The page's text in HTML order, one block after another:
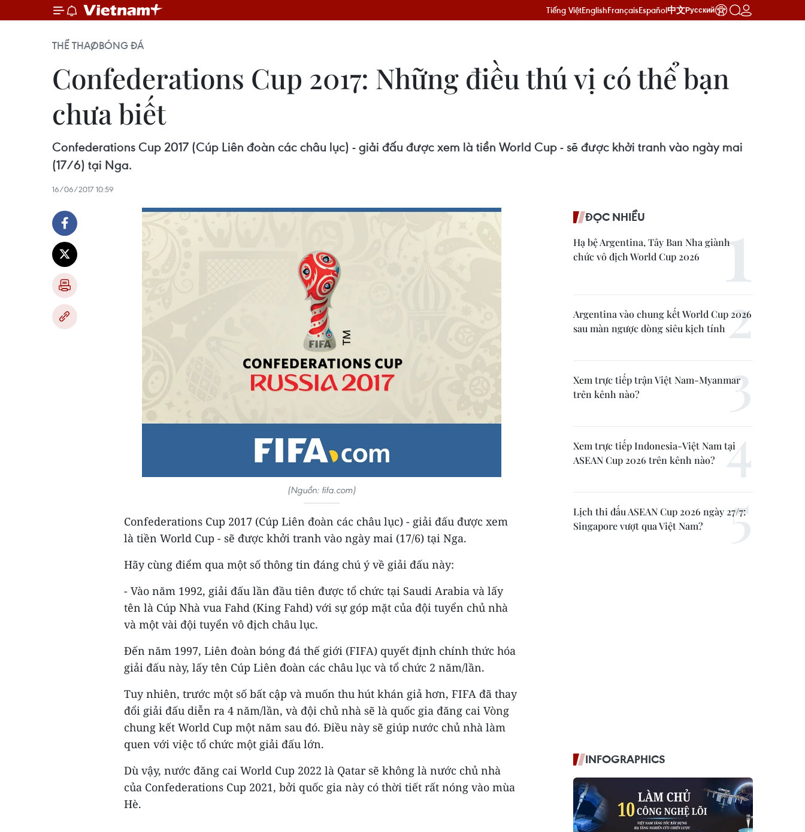
Tiếng ViệtEnglishFrançaisEspañol中文Русский
THỂ THAOBÓNG ĐÁ
Confederations Cup 2017: Những điều thú vị có thể bạn
chưa biết
Confederations Cup 2017 (Cúp Liên đoàn các châu lục) - giải đấu được xem là tiền World Cup - sẽ được khởi tranh vào ngày mai
(17/6) tại Nga.
16/06/2017 10:59
(Nguồn: fifa.com)
Confederations Cup 2017 (Cúp Liên đoàn các châu lục) - giải đấu được xem
là tiền World Cup - sẽ được khởi tranh vào ngày mai (17/6) tại Nga.
Hãy cùng điểm qua một số thông tin đáng chú ý về giải đấu này:
- Vào năm 1992, giải đấu lần đầu tiên được tổ chức tại Saudi Arabia và lấy
tên là Cúp Nhà vua Fahd (King Fahd) với sự góp mặt của đội tuyển chủ nhà
và một vài đội tuyển vô địch châu lục.
Đến năm 1997, Liên đoàn bóng đá thế giới (FIFA) quyết định chính thức hóa
giải đấu này, lấy tên Cúp Liên đoàn các châu lục và tổ chức 2 năm/lần.
Tuy nhiên, trước một số bất cập và muốn thu hút khán giả hơn, FIFA đã thay
đổi giải đấu diễn ra 4 năm/lần, và đội chủ nhà sẽ là quốc gia đăng cai Vòng
chung kết World Cup một năm sau đó. Điều này sẽ giúp nước chủ nhà làm
quen với việc tổ chức một giải đấu lớn.
Dù vậy, nước đăng cai World Cup 2022 là Qatar sẽ không là nước chủ nhà
của Confederations Cup 2021, bởi quốc gia này có thời tiết rất nóng vào mùa
Hè.
ĐỌC NHIỀU
Hạ bệ Argentina, Tây Ban Nha giành
chức vô địch World Cup 2026
Argentina vào chung kết World Cup 2026
sau màn ngược dòng siêu kịch tính
Xem trực tiếp trận Việt Nam-Myanmar
trên kênh nào?
Xem trực tiếp Indonesia-Việt Nam tại
ASEAN Cup 2026 trên kênh nào?
Lịch thi đấu ASEAN Cup 2026 ngày 27/7:
Singapore vượt qua Việt Nam?
INFOGRAPHICS